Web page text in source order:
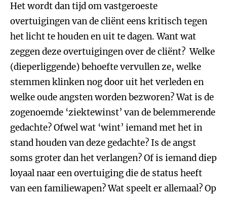
Het wordt dan tijd om vastgeroeste
overtuigingen van de cliënt eens kritisch tegen
het licht te houden en uit te dagen. Want wat
zeggen deze overtuigingen over de cliënt? Welke
(dieperliggende) behoefte vervullen ze, welke
stemmen klinken nog door uit het verleden en
welke oude angsten worden bezworen? Wat is de
zogenoemde ‘ziektewinst’ van de belemmerende
gedachte? Ofwel wat ‘wint’ iemand met het in
stand houden van deze gedachte? Is de angst
soms groter dan het verlangen? Of is iemand diep
loyaal naar een overtuiging die de status heeft
van een familiewapen? Wat speelt er allemaal? Op